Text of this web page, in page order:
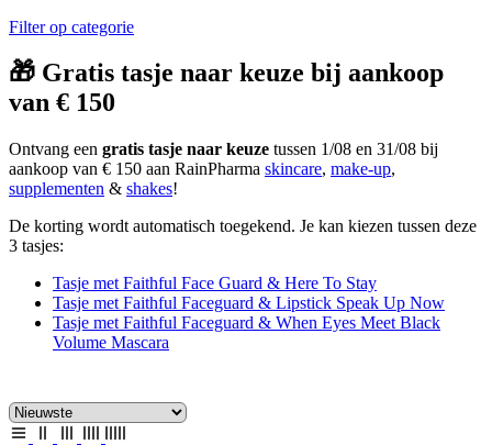
Filter op categorie
🎁 Gratis tasje naar keuze bij aankoop
van € 150
Ontvang een gratis tasje naar keuze tussen 1/08 en 31/08 bij
aankoop van € 150 aan RainPharma skincare, make-up,
supplementen & shakes!
De korting wordt automatisch toegekend. Je kan kiezen tussen deze
3 tasjes:
Tasje met Faithful Face Guard & Here To Stay
Tasje met Faithful Faceguard & Lipstick Speak Up Now
Tasje met Faithful Faceguard & When Eyes Meet Black
Volume Mascara